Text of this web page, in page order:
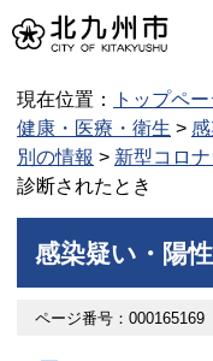
現在位置： トップペー
健康・医療・衛生 >
別の情報 > 新型コロ
診断されたとき
感染疑い・陽
ページ番号：000165169